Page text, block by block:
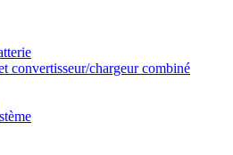
convertisseur/chargeur combiné